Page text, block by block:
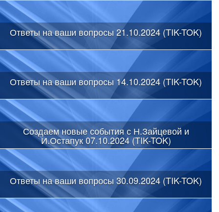
Ответы на ваши вопросы 21.10.2024 (TIK-TOK)
Ответы на ваши вопросы 14.10.2024 (TIK-TOK)
Создаем новые события с Н.Зайцевой и
И.Остапук 07.10.2024 (TIK-TOK)
Ответы на ваши вопросы 30.09.2024 (TIK-TOK)